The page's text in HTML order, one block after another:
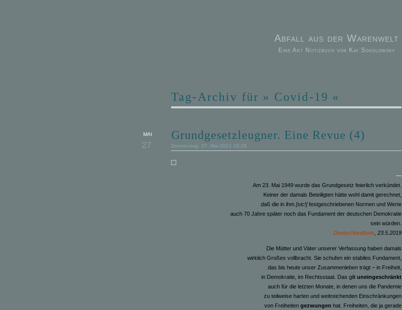
Abfall aus der Warenwelt
Eine Art Notizbuch von Kay Sokolowsky
Tag-Archiv für » Covid-19 «
MAI
27
Grundgesetzleugner. Eine Revue (4)
Donnerstag, 27. Mai 2021 18:28
—
Am 23. Mai 1949 wurde das Grundgesetz feierlich verkündet.
Keiner der damals Beteiligten hätte wohl damit gerechnet,
daß die in ihm [sic!] festgeschriebenen Normen und Werte
auch 70 Jahre später noch das Fundament der deutschen Demokratie
sein würden.
Deutschlandfunk , 23.5.2019
Die Mütter und Väter unserer Verfassung haben damals
wirklich Großes vollbracht. Sie schufen ein stabiles Fundament,
das bis heute unser Zusammenleben trägt – in Freiheit,
in Demokratie, im Rechtsstaat. Das gilt uneingeschränkt
auch für die letzten Monate, in denen uns die Pandemie
zu teilweise harten und weitreichenden Einschränkungen
von Freiheiten gezwungen hat. Freiheiten, die ja gerade